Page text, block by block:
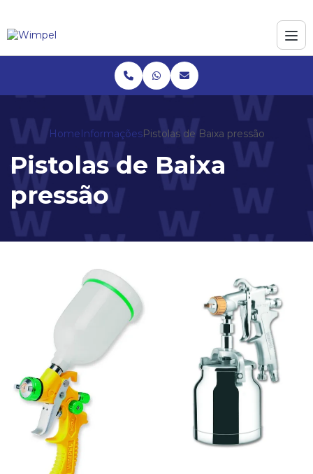
HomeInformaçõesPistolas de Baixa pressão
Pistolas de Baixa
pressão